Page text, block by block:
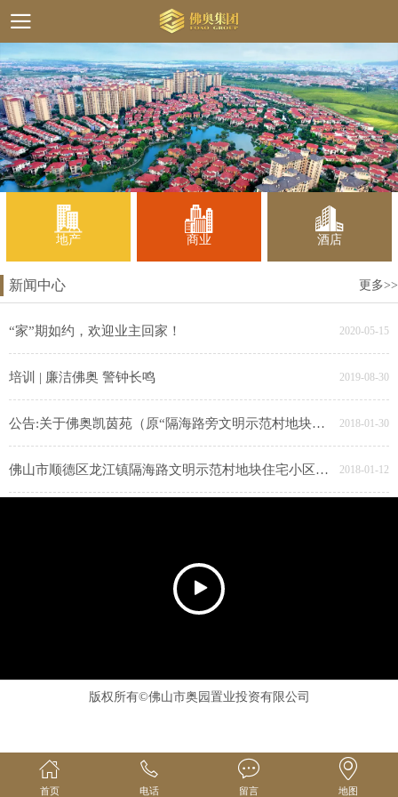
地产 商业 酒店
新闻中心 更多>>
“家”期如约，欢迎业主回家！ 2020-05-15
培训 | 廉洁佛奥 警钟长鸣 2019-08-30
公告:关于佛奥凯茵苑（原“隔海路旁文明示范村地块住宅小区”）水土保持设施自主验收情况 公示 2018-01-30
佛山市顺德区龙江镇隔海路文明示范村地块住宅小区（佛奥凯茵苑）重新报批建设项目环保竣工验收公示 2018-01-12
版权所有©佛山市奥园置业投资有限公司
首页 电话 留言 地图